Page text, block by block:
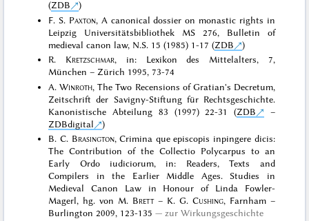
(ZDB
)
F. S. Paxton, A canonical dossier on monastic rights in
Leipzig Universitätsbibliothek MS 276, Bulletin of
medieval canon law, N.S. 15 (1985) 1-17 (ZDB
)
R. Kretzschmar, in: Lexikon des Mittelalters, 7,
München – Zürich 1995, 73-74
A.Winroth, The Two Recensions of Gratian's Decretum,
Zeitschrift der Savigny-Stiftung für Rechtsgeschichte.
Kanonistische Abteilung 83 (1997) 22-31 (ZDB
–
ZDBdigital
)
B. C. Brasington, Crimina que episcopis inpingere dicis:
The Contribution of the Collectio Polycarpus to an
Early Ordo iudiciorum, in: Readers, Texts and
Compilers in the Earlier Middle Ages. Studies in
Medieval Canon Law in Honour of Linda Fowler-
Magerl, hg. von M. Brett– K. G. Cushing, Farnham –
Burlington 2009, 123-135
zur Wirkungsgeschichte